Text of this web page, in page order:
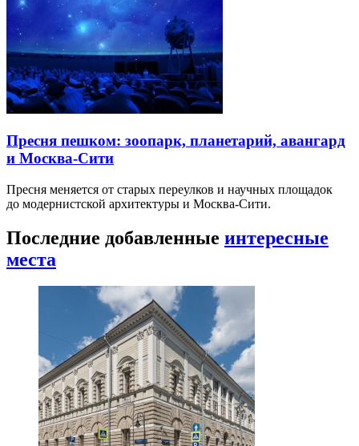
Пресня пешком: зоопарк, планетарий, авангард
и Москва-Сити
Пресня меняется от старых переулков и научных площадок
до модернистской архитектуры и Москва-Сити.
Последние добавленные интересные
места